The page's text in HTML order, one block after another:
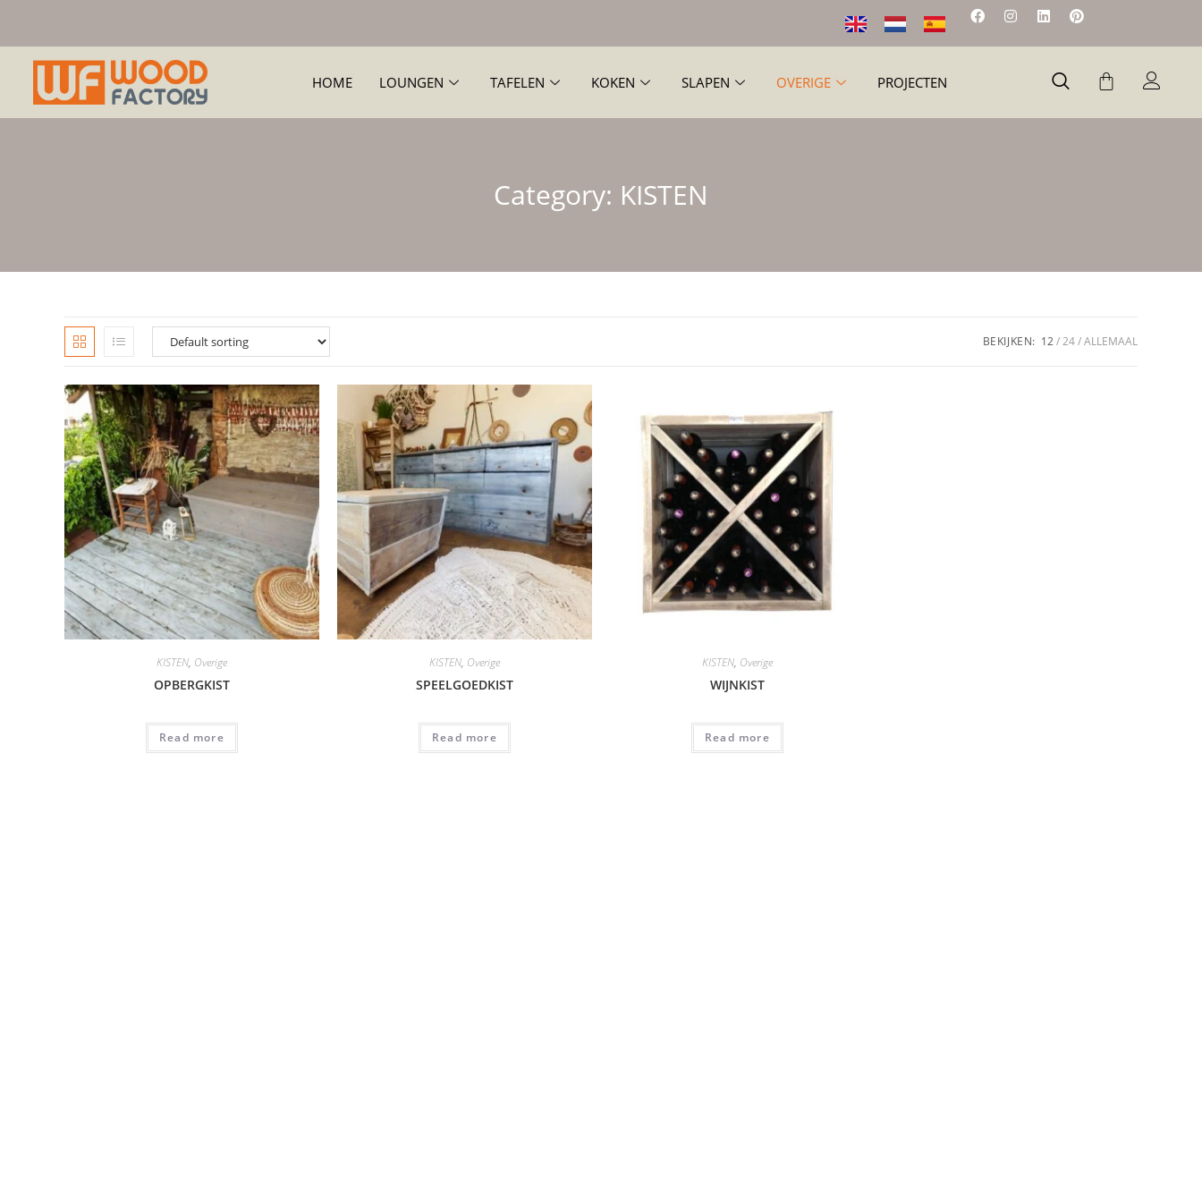
HOME LOUNGEN TAFELEN KOKEN SLAPEN OVERIGE PROJECTEN
Category: KISTEN
BEKIJKEN: 12 24 ALLEMAAL
KISTEN, Overige
OPBERGKIST
Read more
KISTEN, Overige
SPEELGOEDKIST
Read more
KISTEN, Overige
WIJNKIST
Read more